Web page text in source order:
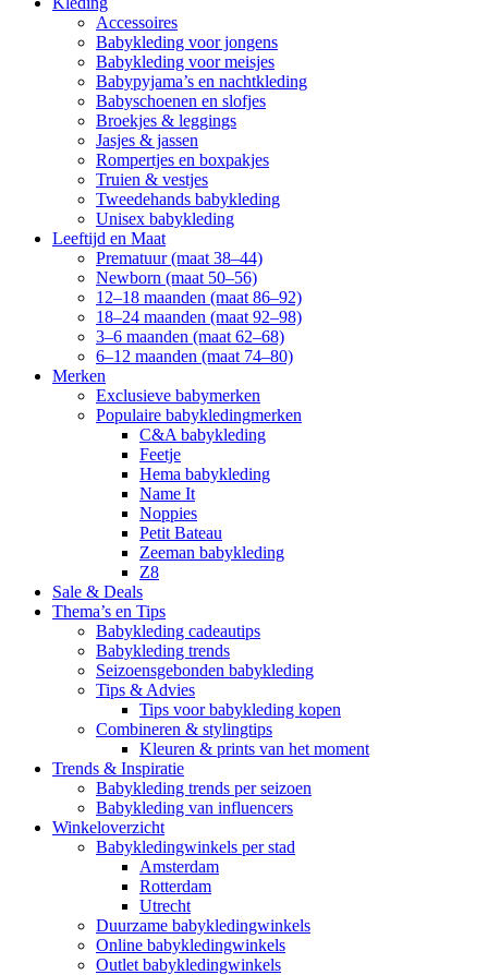
Accessoires
Babykleding voor jongens
Babykleding voor meisjes
Babypyjama’s en nachtkleding
Babyschoenen en slofjes
Broekjes & leggings
Jasjes & jassen
Rompertjes en boxpakjes
Truien & vestjes
Tweedehands babykleding
Unisex babykleding
Leeftijd en Maat
Prematuur (maat 38–44)
Newborn (maat 50–56)
12–18 maanden (maat 86–92)
18–24 maanden (maat 92–98)
3–6 maanden (maat 62–68)
6–12 maanden (maat 74–80)
Merken
Exclusieve babymerken
Populaire babykledingmerken
C&A babykleding
Feetje
Hema babykleding
Name It
Noppies
Petit Bateau
Zeeman babykleding
Z8
Sale & Deals
Thema’s en Tips
Babykleding cadeautips
Babykleding trends
Seizoensgebonden babykleding
Tips & Advies
Tips voor babykleding kopen
Combineren & stylingtips
Kleuren & prints van het moment
Trends & Inspiratie
Babykleding trends per seizoen
Babykleding van influencers
Winkeloverzicht
Babykledingwinkels per stad
Amsterdam
Rotterdam
Utrecht
Duurzame babykledingwinkels
Online babykledingwinkels
Outlet babykledingwinkels